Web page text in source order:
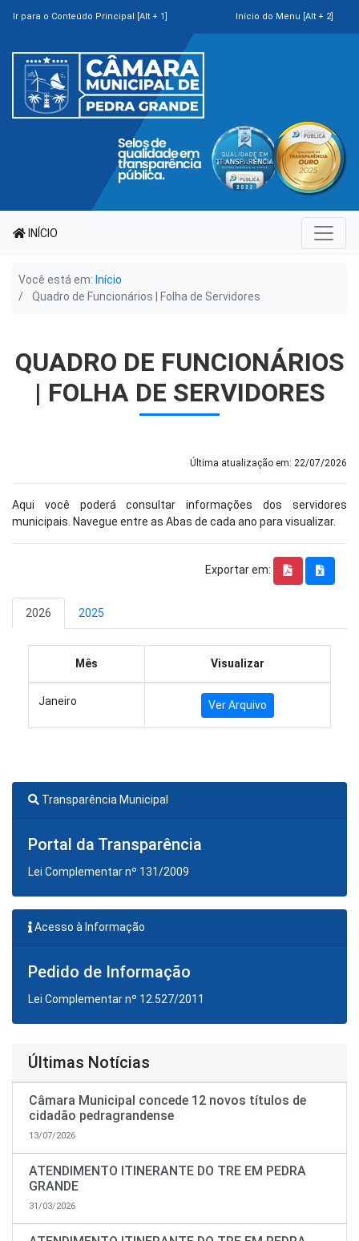
Ir para o Conteúdo Principal [Alt + 1] Início do Menu [Alt + 2]
INÍCIO
Você está em: Início
Quadro de Funcionários | Folha de Servidores
QUADRO DE FUNCIONÁRIOS
| FOLHA DE SERVIDORES
Última atualização em: 22/07/2026
Aqui você poderá consultar informações dos servidores
municipais. Navegue entre as Abas de cada ano para visualizar.
Exportar em:
2026 2025
Mês Visualizar
Janeiro Ver Arquivo
Transparência Municipal
Portal da Transparência
Lei Complementar nº 131/2009
Acesso à Informação
Pedido de Informação
Lei Complementar nº 12.527/2011
Últimas Notícias
Câmara Municipal concede 12 novos títulos de
cidadão pedragrandense
13/07/2026
ATENDIMENTO ITINERANTE DO TRE EM PEDRA
GRANDE
31/03/2026